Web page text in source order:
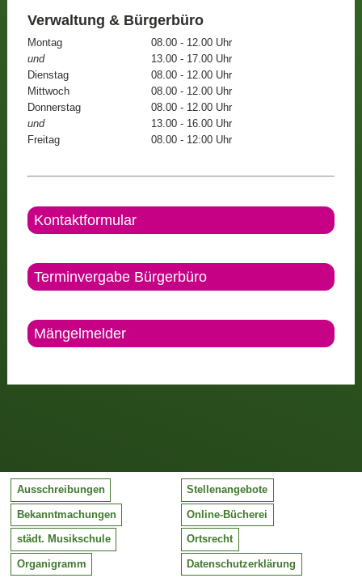
Verwaltung & Bürgerbüro
Montag
08.00 - 12.00 Uhr
und
13.00 - 17.00 Uhr
Dienstag
08.00 - 12.00 Uhr
Mittwoch
08.00 - 12.00 Uhr
Donnerstag
08.00 - 12.00 Uhr
und
13.00 - 16.00 Uhr
Freitag
08.00 - 12:00 Uhr
Kontaktformular
Terminvergabe Bürgerbüro
Mängelmelder
Ausschreibungen Stellenangebote
Bekanntmachungen Online-Bücherei
städt. Musikschule Ortsrecht
Organigramm Datenschutzerklärung